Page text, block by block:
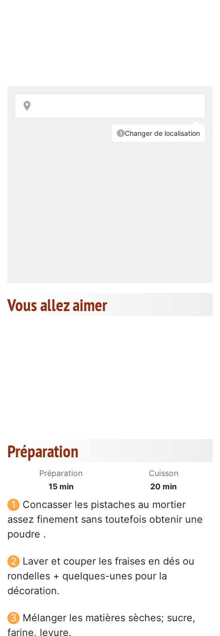
Vous allez aimer
Préparation
Préparation
15 min
Cuisson
20 min
Concasser les pistaches au mortier
assez finement sans toutefois obtenir une
poudre .
Laver et couper les fraises en dés ou
rondelles + quelques-unes pour la
décoration.
Mélanger les matières sèches; sucre,
farine, levure.